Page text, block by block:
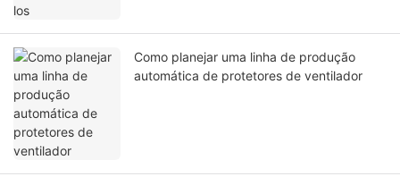
Como planejar uma linha de produção
automática de protetores de ventilador